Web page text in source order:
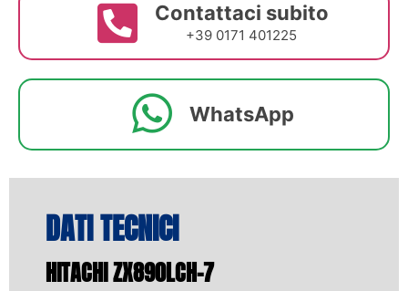
Contattaci subito
+39 0171 401225
WhatsApp
DATI TECNICI
HITACHI ZX890LCH-7